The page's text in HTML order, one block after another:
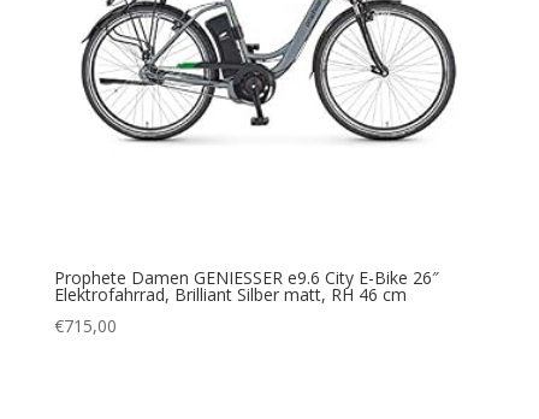
Prophete Damen GENIESSER e9.6 City E-Bike 26″
Elektrofahrrad, Brilliant Silber matt, RH 46 cm
€715,00